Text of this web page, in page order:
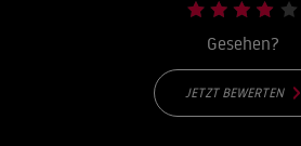
Gesehen?
JETZT BEWERTEN